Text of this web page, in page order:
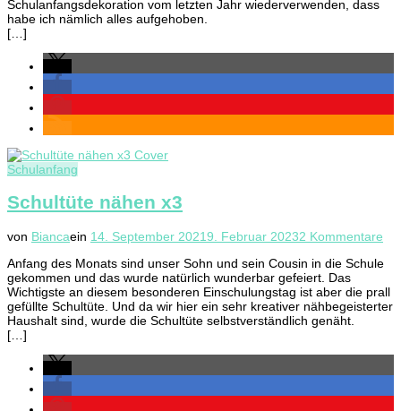
Schulanfangsdekoration vom letzten Jahr wiederverwenden, dass
habe ich nämlich alles aufgehoben.
[…]
Schulanfang
Schultüte nähen x3
von Biancaein 14. September 20219. Februar 20232 Kommentare
Anfang des Monats sind unser Sohn und sein Cousin in die Schule
gekommen und das wurde natürlich wunderbar gefeiert. Das
Wichtigste an diesem besonderen Einschulungstag ist aber die prall
gefüllte Schultüte. Und da wir hier ein sehr kreativer nähbegeisterter
Haushalt sind, wurde die Schultüte selbstverständlich genäht.
[…]